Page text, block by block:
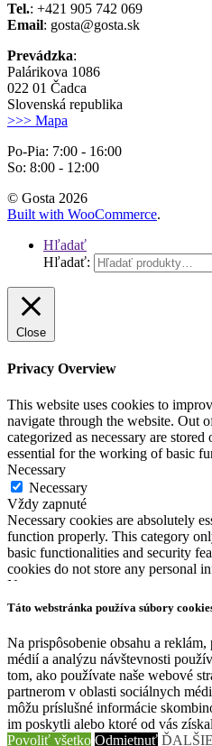
Tel.: +421 905 742 069
Email: gosta@gosta.sk
Prevádzka:
Palárikova 1086
022 01 Čadca
Slovenská republika
>>> Mapa
Po-Pia: 7:00 - 16:00
So: 8:00 - 12:00
© Gosta 2026
Built with WooCommerce.
Hľadať
Hľadať:
Táto webstránka používa súbory
Na prispôsobenie obsahu a
médií a analýzu návštevnosti
tom, ako používate naše webové
partnerom v oblasti sociálnych
môžu príslušné informácie
im poskytli alebo ktoré od vás
Povoliť všetko Odmietnuť
Close
Privacy Overview
This website uses cookies to
navigate through the website. Out
categorized as necessary are
essential for the working of basic
Necessary
Necessary
Vždy zapnuté
Necessary cookies are absolutely
function properly. This category
basic functionalities and security
cookies do not store any personal
Non-necessary
Non-necessary
Any cookies that may not be
to function and is used specifically
analytics, ads, other embedded
cookies. It is mandatory to procure
these cookies on your website.
ULOŽIŤ A PRIJAŤ